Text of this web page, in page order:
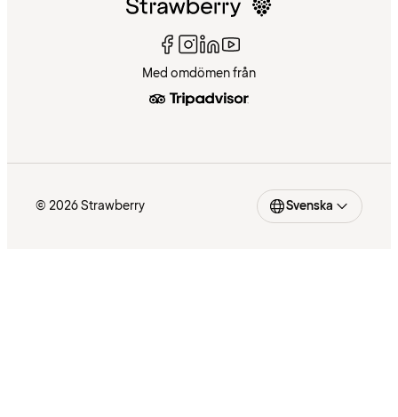
Med omdömen från
© 2026 Strawberry Svenska